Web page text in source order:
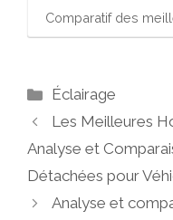
Comparatif des
Catégories
Éclairage
Les Meilleures
Analyse et
Détachées pour
Analyse et